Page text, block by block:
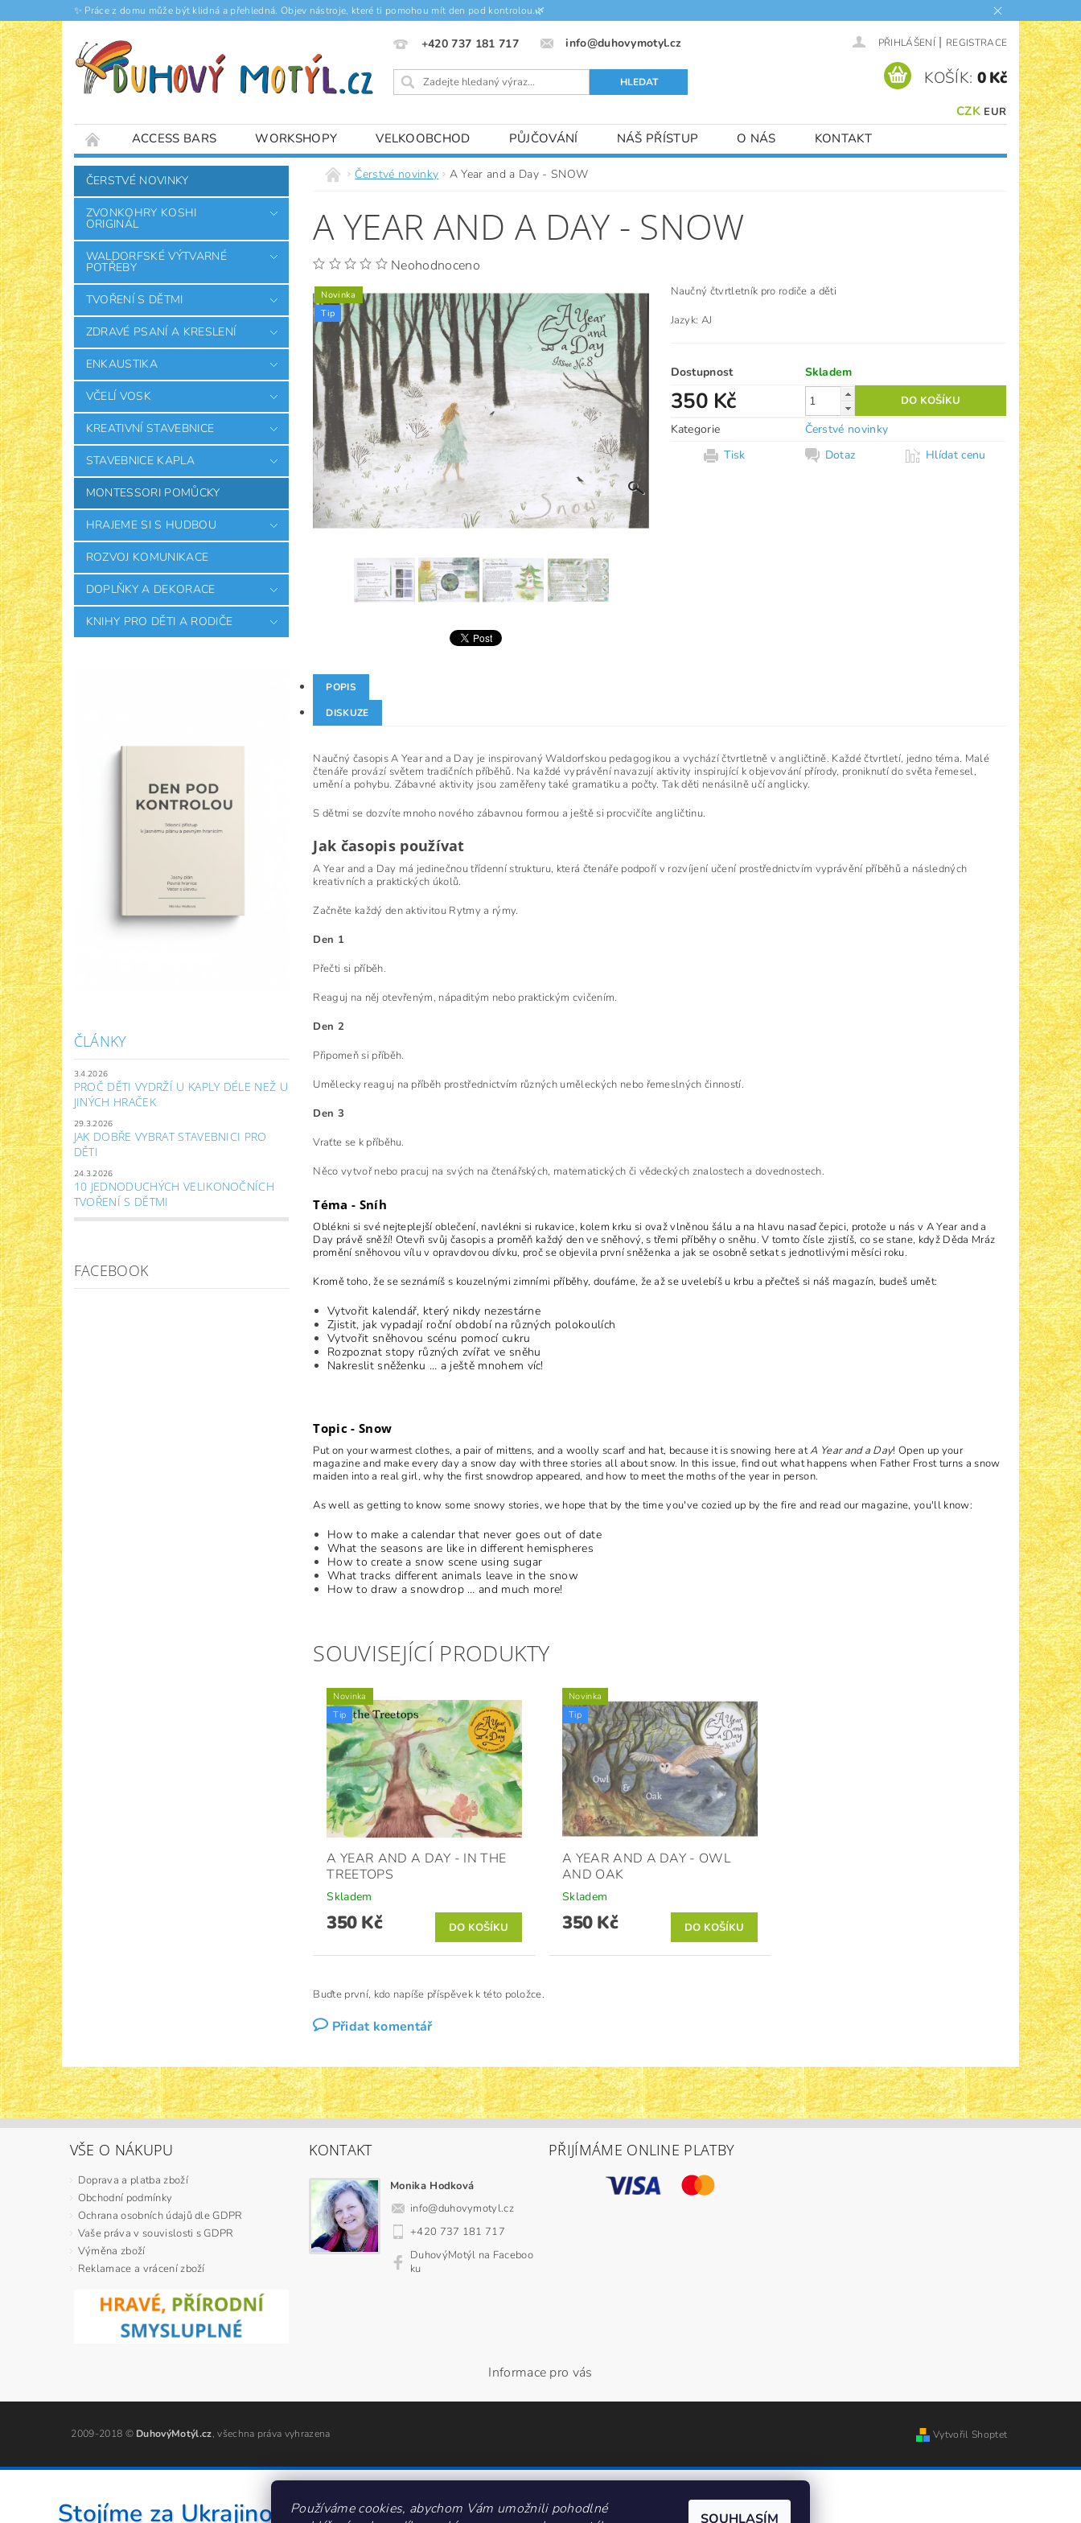
✨ Práce z domu může být klidná a přehledná. Objev nástroje, které ti pomohou mít den pod kontrolou.🌿
+420 737 181 717 info@duhovymotyl.cz PŘIHLÁŠENÍ | REGISTRACE
CZK EUR
KOŠÍK: 0 Kč
ACCESS BARS WORKSHOPY VELKOOBCHOD PŮJČOVÁNÍ NÁŠ PŘÍSTUP O NÁS
KONTAKT
ČLÁNKY
ČERSTVÉ NOVINKY
ZVONKOHRY KOSHI
ORIGINÁL
WALDORFSKÉ VÝTVARNÉ
POTŘEBY
TVOŘENÍ S DĚTMI
ZDRAVÉ PSANÍ A KRESLENÍ
ENKAUSTIKA
VČELÍ VOSK
KREATIVNÍ STAVEBNICE
STAVEBNICE KAPLA
MONTESSORI POMŮCKY
HRAJEME SI S HUDBOU
ROZVOJ KOMUNIKACE
DOPLŇKY A DEKORACE
KNIHY PRO DĚTI A RODIČE
ČLÁNKY
3.4.2026
PROČ DĚTI VYDRŽÍ U KAPLY DÉLE NEŽ U
JINÝCH HRAČEK
29.3.2026
JAK DOBŘE VYBRAT STAVEBNICI PRO
DĚTI
24.3.2026
10 JEDNODUCHÝCH VELIKONOČNÍCH
TVOŘENÍ S DĚTMI
FACEBOOK
Čerstvé novinky A Year and a Day - SNOW
A YEAR AND A DAY - SNOW
Neohodnoceno
Novinka
Tip
Naučný čtvrtletník pro rodiče a děti
Jazyk: AJ
Dostupnost Skladem
350 Kč
Kategorie
Čerstvé novinky
Tisk
Dotaz Hlídat cenu
POPIS
DISKUZE
Naučný časopis A Year and a Day je inspirovaný Waldorfskou pedagogikou a vychází čtvrtletně v angličtině. Každé čtvrtletí, jedno téma. Malé
čtenáře provází světem tradičních příběhů. Na každé vyprávění navazují aktivity inspirující k objevování přírody, proniknutí do světa řemesel,
umění a pohybu. Zábavné aktivity jsou zaměřeny také gramatiku a počty. Tak děti nenásilně učí anglicky.
S dětmi se dozvíte mnoho nového zábavnou formou a ještě si procvičíte angličtinu.
Jak časopis používat
A Year and a Day má jedinečnou třídenní strukturu, která čtenáře podpoří v rozvíjení učení prostřednictvím vyprávění příběhů a následných
kreativních a praktických úkolů.
Začněte každý den aktivitou Rytmy a rýmy.
Den 1
Přečti si příběh.
Reaguj na něj otevřeným, nápaditým nebo praktickým cvičením.
Den 2
Připomeň si příběh.
Umělecky reaguj na příběh prostřednictvím různých uměleckých nebo řemeslných činností.
Den 3
Vraťte se k příběhu.
Něco vytvoř nebo pracuj na svých na čtenářských, matematických či vědeckých znalostech a dovednostech.
Téma - Sníh
Oblékni si své nejteplejší oblečení, navlékni si rukavice, kolem krku si ovaž vlněnou šálu a na hlavu nasaď čepici, protože u nás v A Year and a
Day právě sněží! Otevři svůj časopis a proměň každý den ve sněhový, s třemi příběhy o sněhu. V tomto čísle zjistíš, co se stane, když Děda Mráz
promění sněhovou vílu v opravdovou dívku, proč se objevila první sněženka a jak se osobně setkat s jednotlivými měsíci roku.
Kromě toho, že se seznámíš s kouzelnými zimními příběhy, doufáme, že až se uvelebíš u krbu a přečteš si náš magazín, budeš umět:
Vytvořit kalendář, který nikdy nezestárne
Zjistit, jak vypadají roční období na různých polokoulích
Vytvořit sněhovou scénu pomocí cukru
Rozpoznat stopy různých zvířat ve sněhu
Nakreslit sněženku … a ještě mnohem víc!
Topic - Snow
Put on your warmest clothes, a pair of mittens, and a woolly scarf and hat, because it is snowing here atA Year and a Day! Open up your
magazine and make every day a snow day with three stories all about snow. In this issue, find out what happens when Father Frost turns a snow
maiden into a real girl, why the first snowdrop appeared, and how to meet the moths of the year in person.
As well as getting to know some snowy stories, we hope that by the time you've cozied up by the fire and read our magazine, you'll know:
How to make a calendar that never goes out of date
What the seasons are like in different hemispheres
How to create a snow scene using sugar
What tracks different animals leave in the snow
How to draw a snowdrop … and much more!
SOUVISEJÍCÍ PRODUKTY
Novinka
Tip
A YEAR AND A DAY - IN THE
TREETOPS
Skladem
350 Kč
Novinka
Tip
A YEAR AND A DAY - OWL
AND OAK
Skladem
350 Kč
Buďte první, kdo napíše příspěvek k této položce.
Přidat komentář
VŠE O NÁKUPU
Doprava a platba zboží
Obchodní podmínky
Ochrana osobních údajů dle GDPR
Vaše práva v souvislosti s GDPR
Výměna zboží
Reklamace a vrácení zboží
KONTAKT
Monika Hodková
info@duhovymotyl.cz
+420 737 181 717
DuhovýMotýl na Faceboo
ku
PŘIJÍMÁME ONLINE PLATBY
Informace pro vás
2009-2018 © DuhovýMotýl.cz, všechna práva vyhrazena Vytvořil Shoptet
Používáme cookies, abychom Vám umožnili pohodlné
SOUHLASÍM
Stojíme za Ukrajinou ❤️